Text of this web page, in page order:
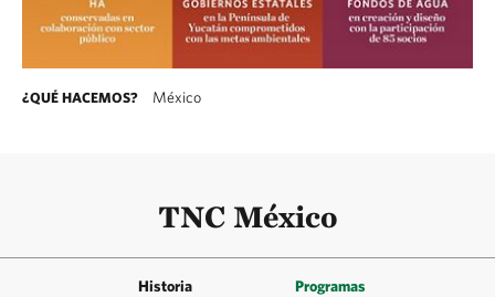
¿QUÉ HACEMOS? México
TNC México
Historia Programas